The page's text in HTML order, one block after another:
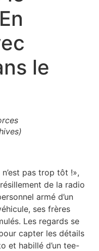
le
n’est pas trop tôt !»,
de la radio
armé d’un
ses frères
Les regards se
capter les détails
et habillé d’un tee-